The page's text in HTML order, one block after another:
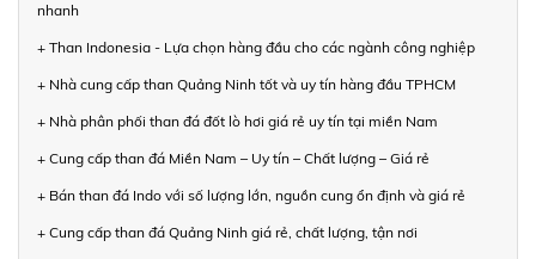
nhanh
+ Than Indonesia - Lựa chọn hàng đầu cho các ngành công nghiệp
+ Nhà cung cấp than Quảng Ninh tốt và uy tín hàng đầu TPHCM
+ Nhà phân phối than đá đốt lò hơi giá rẻ uy tín tại miền Nam
+ Cung cấp than đá Miền Nam – Uy tín – Chất lượng – Giá rẻ
+ Bán than đá Indo với số lượng lớn, nguồn cung ổn định và giá rẻ
+ Cung cấp than đá Quảng Ninh giá rẻ, chất lượng, tận nơi